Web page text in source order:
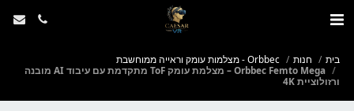
בית חנות
Orbbec - מצלמות עומק וראייה ממוחשבת
Orbbec Femto Mega – מצלמת עומק ToF מתקדמת עם עיבוד AI מובנה
ורזולוציית 4K